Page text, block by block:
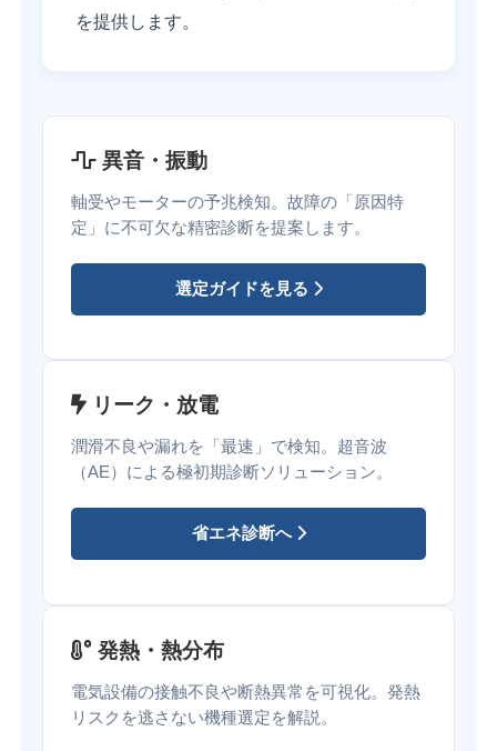
を提供します。
異音・振動
軸受やモーターの予兆検知。故障の「原因特
定」に不可欠な精密診断を提案します。
選定ガイドを見る
リーク・放電
潤滑不良や漏れを「最速」で検知。超音波
（AE）による極初期診断ソリューション。
省エネ診断へ
発熱・熱分布
電気設備の接触不良や断熱異常を可視化。発熱
リスクを逃さない機種選定を解説。